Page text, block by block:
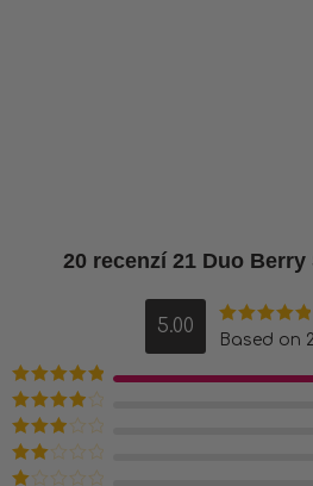
20 recenzí 21 Duo
5.00
Hodnocení
Based on
Hodnocení5
z 5
Hodnocení
4z 5
Hodnocení
z 5
Hodnocení